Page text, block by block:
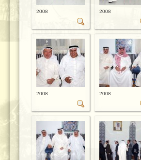
2008 2008
2008 2008